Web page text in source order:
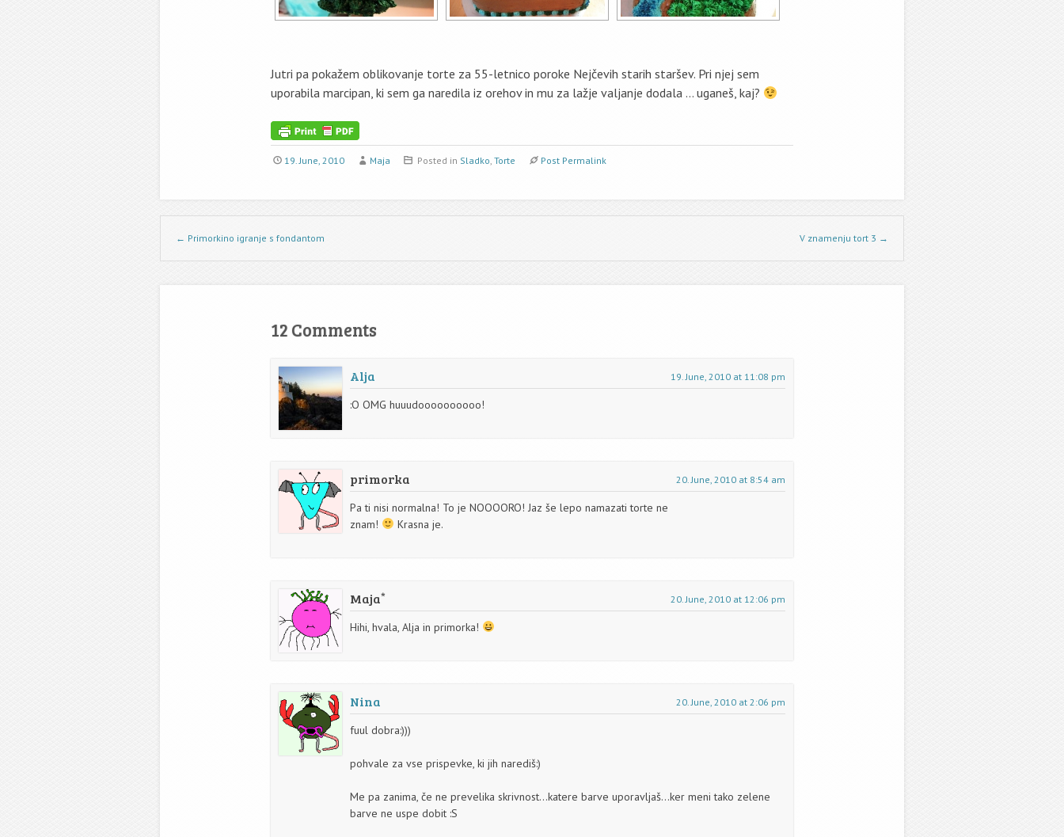
Jutri pa pokažem oblikovanje torte za 55-letnico poroke Nejčevih starih staršev. Pri njej sem
uporabila marcipan, ki sem ga naredila iz orehov in mu za lažje valjanje dodala … uganeš, kaj?
19. June, 2010 Maja Posted in Sladko,Torte Post Permalink
Post navigation
← Primorkino igranje s fondantom V znamenju tort 3 →
12 Comments
Alja 19. June, 2010 at 11:08 pm
:O OMG huuudoooooooooo!
primorka 20. June, 2010 at 8:54 am
Pa ti nisi normalna! To je NOOOORO! Jaz še lepo namazati torte ne
znam!
Krasna je.
Maja 20. June, 2010 at 12:06 pm
Hihi, hvala, Alja in primorka!
Nina 20. June, 2010 at 2:06 pm
fuul dobra:)))
pohvale za vse prispevke, ki jih narediš:)
Me pa zanima, če ne prevelika skrivnost…katere barve uporavljaš…ker meni tako zelene
barve ne uspe dobit :S